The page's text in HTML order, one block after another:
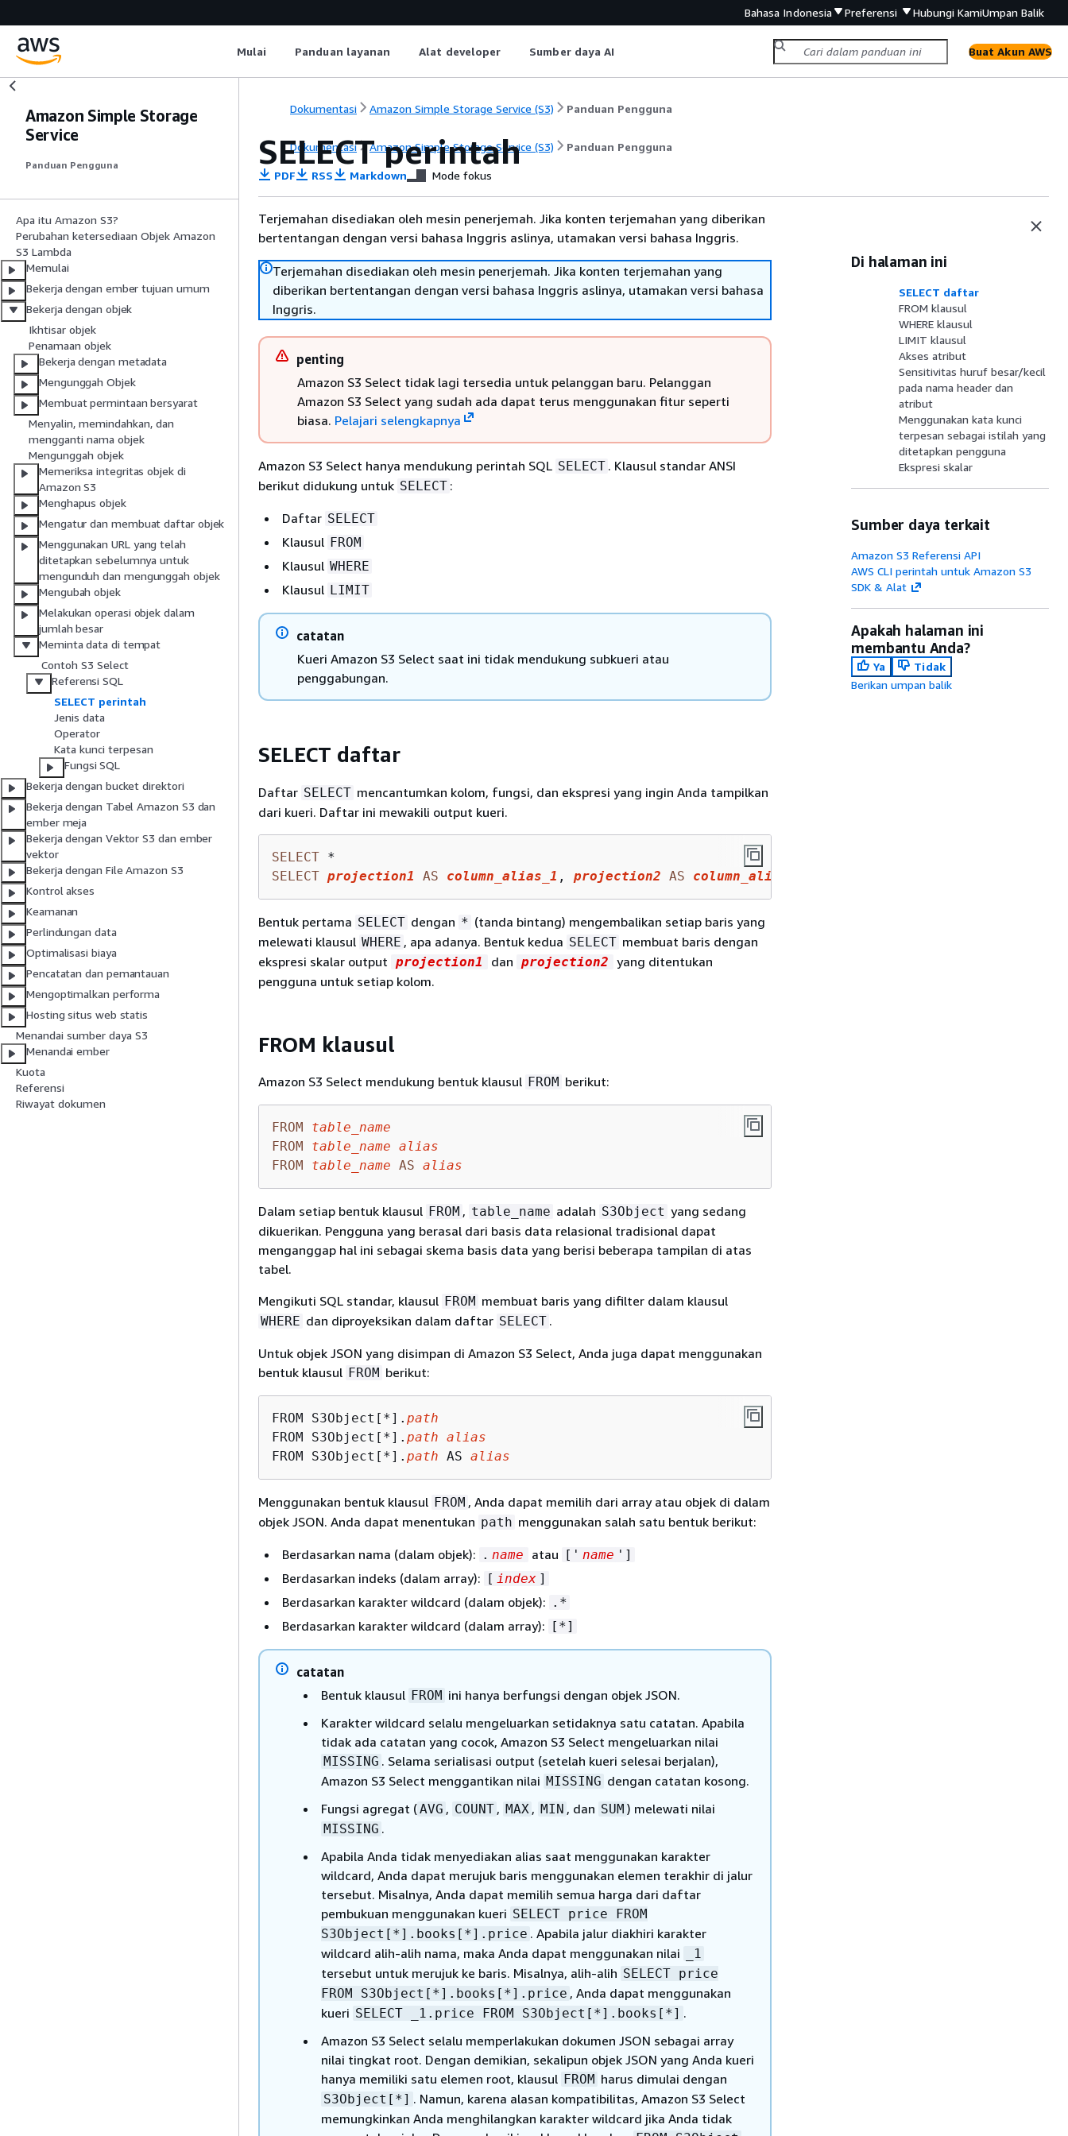
Bahasa Indonesia Preferensi Hubungi KamiUmpan Balik
Mulai Panduan layanan Alat developer Sumber daya AI Buat Akun AWS
Amazon Simple Storage
Service
Panduan Pengguna
Apa itu Amazon S3?
Perubahan ketersediaan Objek Amazon
S3 Lambda
Memulai
Bekerja dengan ember tujuan umum
Bekerja dengan objek
Ikhtisar objek
Penamaan objek
Bekerja dengan metadata
Mengunggah Objek
Membuat permintaan bersyarat
Menyalin, memindahkan, dan
mengganti nama objek
Mengunggah objek
Memeriksa integritas objek di
Amazon S3
Menghapus objek
Mengatur dan membuat daftar objek
Menggunakan URL yang telah
ditetapkan sebelumnya untuk
mengunduh dan mengunggah objek
Mengubah objek
Melakukan operasi objek dalam
jumlah besar
Meminta data di tempat
Contoh S3 Select
Referensi SQL
SELECT perintah
Jenis data
Operator
Kata kunci terpesan
Fungsi SQL
Bekerja dengan bucket direktori
Bekerja dengan Tabel Amazon S3 dan
ember meja
Bekerja dengan Vektor S3 dan ember
vektor
Bekerja dengan File Amazon S3
Kontrol akses
Keamanan
Perlindungan data
Optimalisasi biaya
Pencatatan dan pemantauan
Mengoptimalkan performa
Hosting situs web statis
Menandai sumber daya S3
Menandai ember
Kuota
Referensi
Riwayat dokumen
Dokumentasi Amazon Simple Storage Service (S3) Panduan Pengguna
Dokumentasi Amazon Simple Storage Service (S3) Panduan Pengguna
SELECT perintah
PDF RSS Markdown Mode fokus
Terjemahan disediakan oleh mesin penerjemah. Jika konten terjemahan yang diberikan
bertentangan dengan versi bahasa Inggris aslinya, utamakan versi bahasa Inggris.
Terjemahan disediakan oleh mesin penerjemah. Jika konten terjemahan yang
diberikan bertentangan dengan versi bahasa Inggris aslinya, utamakan versi bahasa
Inggris.
penting
Amazon S3 Select tidak lagi tersedia untuk pelanggan baru. Pelanggan
Amazon S3 Select yang sudah ada dapat terus menggunakan fitur seperti
biasa. Pelajari selengkapnya
Amazon S3 Select hanya mendukung perintah SQL SELECT . Klausul standar ANSI
berikut didukung untuk SELECT :
Daftar SELECT
Klausul FROM
Klausul WHERE
Klausul LIMIT
catatan
Kueri Amazon S3 Select saat ini tidak mendukung subkueri atau
penggabungan.
SELECT daftar
Daftar SELECT mencantumkan kolom, fungsi, dan ekspresi yang ingin Anda tampilkan
dari kueri. Daftar ini mewakili output kueri.
SELECT *
SELECT projection1 AS column_alias_1 , projection2 AS column_alias_2
Bentuk pertama SELECT dengan * (tanda bintang) mengembalikan setiap baris yang
melewati klausul WHERE , apa adanya. Bentuk kedua SELECT membuat baris dengan
ekspresi skalar output projection1 dan projection2 yang ditentukan
pengguna untuk setiap kolom.
FROM klausul
Amazon S3 Select mendukung bentuk klausul FROM berikut:
FROM
table_name
FROM
table_name alias
FROM
table_name AS alias
Dalam setiap bentuk klausul FROM , table_name adalah S3Object yang sedang
dikuerikan. Pengguna yang berasal dari basis data relasional tradisional dapat
menganggap hal ini sebagai skema basis data yang berisi beberapa tampilan di atas
tabel.
Mengikuti SQL standar, klausul FROM membuat baris yang difilter dalam klausul
WHERE dan diproyeksikan dalam daftar SELECT .
Untuk objek JSON yang disimpan di Amazon S3 Select, Anda juga dapat menggunakan
bentuk klausul FROM berikut:
FROM S3Object[*]. path
FROM S3Object[*]. path alias
FROM S3Object[*]. path AS alias
Menggunakan bentuk klausul FROM , Anda dapat memilih dari array atau objek di dalam
objek JSON. Anda dapat menentukan path menggunakan salah satu bentuk berikut:
Berdasarkan nama (dalam objek): . name atau [' name ']
Berdasarkan indeks (dalam array): [ index ]
Berdasarkan karakter wildcard (dalam objek): .*
Berdasarkan karakter wildcard (dalam array): [*]
catatan
Bentuk klausul FROM ini hanya berfungsi dengan objek JSON.
Karakter wildcard selalu mengeluarkan setidaknya satu catatan. Apabila
tidak ada catatan yang cocok, Amazon S3 Select mengeluarkan nilai
MISSING . Selama serialisasi output (setelah kueri selesai berjalan),
Amazon S3 Select menggantikan nilai MISSING dengan catatan kosong.
Fungsi agregat (AVG , COUNT , MAX , MIN , dan SUM ) melewati nilai
MISSING .
Apabila Anda tidak menyediakan alias saat menggunakan karakter
wildcard, Anda dapat merujuk baris menggunakan elemen terakhir di jalur
tersebut. Misalnya, Anda dapat memilih semua harga dari daftar
pembukuan menggunakan kueri SELECT price FROM
S3Object[*].books[*].price . Apabila jalur diakhiri karakter
wildcard alih-alih nama, maka Anda dapat menggunakan nilai
_1
tersebut untuk merujuk ke baris. Misalnya, alih-alih SELECT price
FROM S3Object[*].books[*].price , Anda dapat menggunakan
kueri SELECT _1.price FROM S3Object[*].books[*] .
Amazon S3 Select selalu memperlakukan dokumen JSON sebagai array
nilai tingkat root. Dengan demikian, sekalipun objek JSON yang Anda kueri
hanya memiliki satu elemen root, klausul FROM harus dimulai dengan
S3Object[*] . Namun, karena alasan kompatibilitas, Amazon S3 Select
memungkinkan Anda menghilangkan karakter wildcard jika Anda tidak
Di halaman ini
SELECT daftar
FROM klausul
WHERE klausul
LIMIT klausul
Akses atribut
Sensitivitas huruf besar/kecil
pada nama header dan
atribut
Menggunakan kata kunci
terpesan sebagai istilah yang
ditetapkan pengguna
Ekspresi skalar
Sumber daya terkait
Amazon S3 Referensi API
AWS CLI perintah untuk Amazon S3
SDK & Alat
Apakah halaman ini
membantu Anda?
Ya
Tidak
Berikan umpan balik